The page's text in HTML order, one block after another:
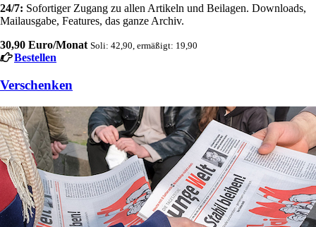
24/7: Sofortiger Zugang zu allen Artikeln und Beilagen. Downloads,
Mailausgabe, Features, das ganze Archiv.
30,90 Euro/Monat Soli: 42,90, ermäßigt: 19,90
Bestellen
Verschenken